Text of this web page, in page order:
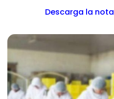
Descarga la